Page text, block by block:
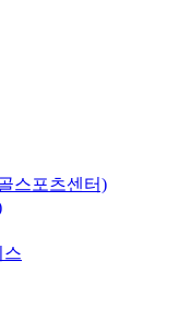
스포츠센터)
스